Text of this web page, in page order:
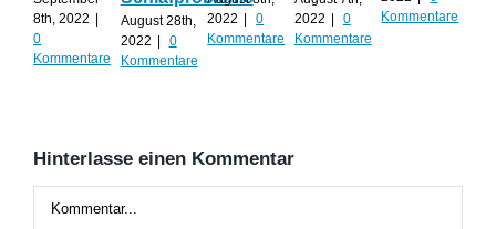
8th, 2022 |
0
Kommentare
August 28th,
2022 |
0
Kommentare
2022 |
0
Kommentare
2022 |
0
Kommentare
Kommentare
Hinterlasse einen Kommentar